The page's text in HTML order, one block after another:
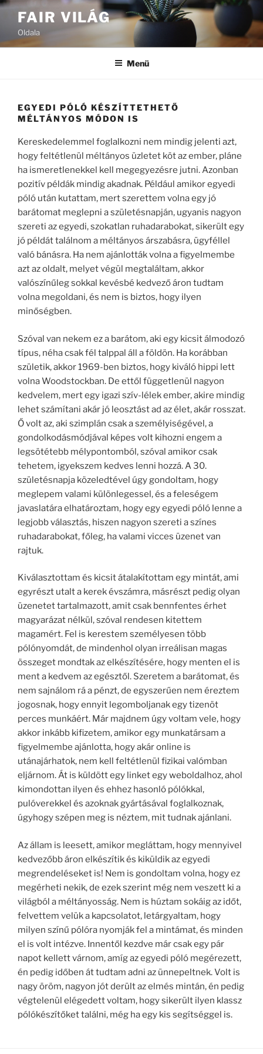
Tartalomhoz
FAIR VILÁG
Oldala
Menü
EGYEDI PÓLÓ KÉSZÍTTETHETŐ
MÉLTÁNYOS MÓDON IS
Kereskedelemmel foglalkozni nem mindig jelenti azt,
hogy feltétlenül méltányos üzletet köt az ember, pláne
ha ismeretlenekkel kell megegyezésre jutni. Azonban
pozitív példák mindig akadnak. Például amikor egyedi
póló után kutattam, mert szerettem volna egy jó
barátomat meglepni a születésnapján, ugyanis nagyon
szereti az egyedi, szokatlan ruhadarabokat, sikerült egy
jó példát találnom a méltányos árszabásra, ügyféllel
való bánásra. Ha nem ajánlották volna a figyelmembe
azt az oldalt, melyet végül megtaláltam, akkor
valószínűleg sokkal kevésbé kedvező áron tudtam
volna megoldani, és nem is biztos, hogy ilyen
minőségben.
Szóval van nekem ez a barátom, aki egy kicsit álmodozó
típus, néha csak fél talppal áll a földön. Ha korábban
születik, akkor 1969-ben biztos, hogy kiváló hippi lett
volna Woodstockban. De ettől függetlenül nagyon
kedvelem, mert egy igazi szív-lélek ember, akire mindig
lehet számítani akár jó leosztást ad az élet, akár rosszat.
Ő volt az, aki szimplán csak a személyiségével, a
gondolkodásmódjával képes volt kihozni engem a
legsötétebb mélypontomból, szóval amikor csak
tehetem, igyekszem kedves lenni hozzá. A 30.
születésnapja közeledtével úgy gondoltam, hogy
meglepem valami különlegessel, és a feleségem
javaslatára elhatároztam, hogy egy egyedi póló lenne a
legjobb választás, hiszen nagyon szereti a színes
ruhadarabokat, főleg, ha valami vicces üzenet van
rajtuk.
Kiválasztottam és kicsit átalakítottam egy mintát, ami
egyrészt utalt a kerek évszámra, másrészt pedig olyan
üzenetet tartalmazott, amit csak bennfentes érhet
magyarázat nélkül, szóval rendesen kitettem
magamért. Fel is kerestem személyesen több
pólónyomdát, de mindenhol olyan irreálisan magas
összeget mondtak az elkészítésére, hogy menten el is
ment a kedvem az egésztől. Szeretem a barátomat, és
nem sajnálom rá a pénzt, de egyszerűen nem éreztem
jogosnak, hogy ennyit legomboljanak egy tizenöt
perces munkáért. Már majdnem úgy voltam vele, hogy
akkor inkább kifizetem, amikor egy munkatársam a
figyelmembe ajánlotta, hogy akár online is
utánajárhatok, nem kell feltétlenül fizikai valómban
eljárnom. Át is küldött egy linket egy weboldalhoz, ahol
kimondottan ilyen és ehhez hasonló pólókkal,
pulóverekkel és azoknak gyártásával foglalkoznak,
úgyhogy szépen meg is néztem, mit tudnak ajánlani.
Az állam is leesett, amikor megláttam, hogy mennyivel
kedvezőbb áron elkészítik és kiküldik az egyedi
megrendeléseket is! Nem is gondoltam volna, hogy ez
megérheti nekik, de ezek szerint még nem veszett ki a
világból a méltányosság. Nem is húztam sokáig az időt,
felvettem velük a kapcsolatot, letárgyaltam, hogy
milyen színű pólóra nyomják fel a mintámat, és minden
el is volt intézve. Innentől kezdve már csak egy pár
napot kellett várnom, amíg az egyedi póló megérezett,
én pedig időben át tudtam adni az ünnepeltnek. Volt is
nagy öröm, nagyon jót derült az elmés mintán, én pedig
végtelenül elégedett voltam, hogy sikerült ilyen klassz
pólókészítőket találni, még ha egy kis segítséggel is.